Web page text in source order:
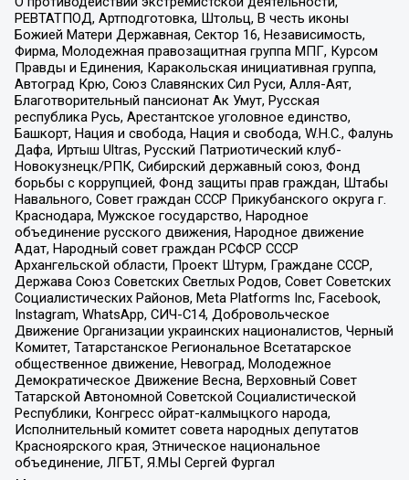
РЕВТАТПОД, Артподготовка, Штольц, В честь иконы
Божией Матери Державная, Сектор 16, Независимость,
Фирма, Молодежная правозащитная группа МПГ, Курсом
Правды и Единения, Каракольская инициативная группа,
Автоград Крю, Союз Славянских Сил Руси, Алля-Аят,
Благотворительный пансионат Ак Умут, Русская
республика Русь, Арестантское уголовное единство,
Башкорт, Нация и свобода, Нация и свобода, W.H.С., Фалунь
Дафа, Иртыш Ultras, Русский Патриотический клуб-
Новокузнецк/РПК, Сибирский державный союз, Фонд
борьбы с коррупцией, Фонд защиты прав граждан, Штабы
Навального, Совет граждан СССР Прикубанского округа г.
Краснодара, Мужское государство, Народное
объединение русского движения, Народное движение
Адат, Народный совет граждан РСФСР СССР
Архангельской области, Проект Штурм, Граждане СССР,
Держава Союз Советских Светлых Родов, Совет Советских
Социалистических Районов, Meta Platforms Inc, Facebook,
Instagram, WhatsApp, СИЧ-С14, Добровольческое
Движение Организации украинских националистов, Черный
Комитет, Татарстанское Региональное Всетатарское
общественное движение, Невоград, Молодежное
Демократическое Движение Весна, Верховный Совет
Татарской Автономной Советской Социалистической
Республики, Конгресс ойрат-калмыцкого народа,
Исполнительный комитет совета народных депутатов
Красноярского края, Этническое национальное
объединение, ЛГБТ, Я.МЫ Сергей Фургал